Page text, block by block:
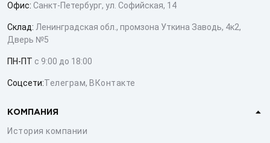
Офис: Санкт-Петербург, ул. Софийская, 14
Склад: Ленинградская обл., промзона Уткина Заводь, 4к2,
Дверь №5
ПН-ПТ с 9:00 до 18:00
Соцсети:Телеграм, ВКонтакте
КОМПАНИЯ
История компании